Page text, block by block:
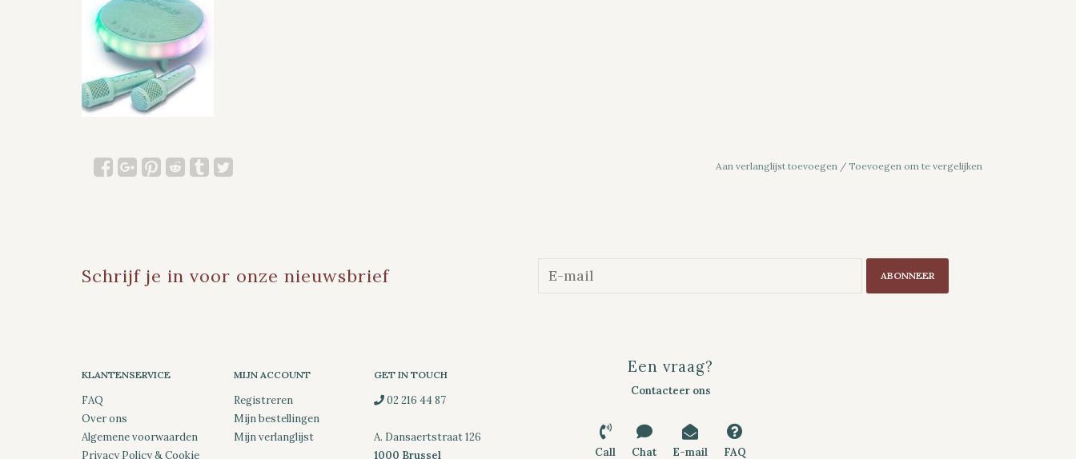
Aan verlanglijst toevoegen / Toevoegen om te vergelijken
Schrijf je in voor onze nieuwsbrief ABONNEER
KLANTENSERVICE
FAQ
Over ons
Algemene voorwaarden
Privacy Policy & Cookie
MIJN ACCOUNT
Registreren
Mijn bestellingen
Mijn verlanglijst
GET IN TOUCH
02 216 44 87
A. Dansaertstraat 126
1000 Brussel
Een vraag?
Contacteer ons
Call Chat E-mail FAQ